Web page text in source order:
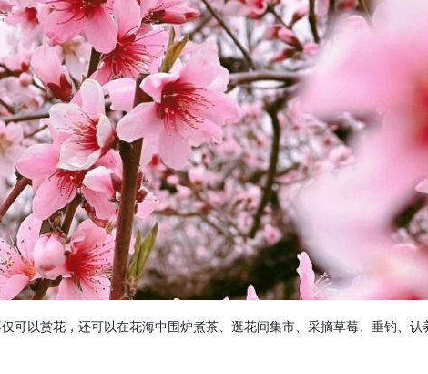
可以赏花，还可以在花海中围炉煮茶、逛花间集市、采摘草莓、垂钓、认